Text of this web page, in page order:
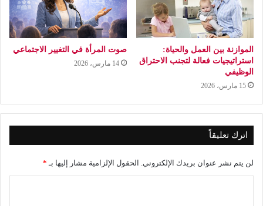
الموازنة بين العمل والحياة:
استراتيجيات فعالة لتجنب الاحتراق
الوظيفي
15 مارس، 2026
صوت المرأة في التغيير الاجتماعي
14 مارس، 2026
اترك تعليقاً
لن يتم نشر عنوان بريدك الإلكتروني. الحقول الإلزامية مشار إليها بـ *